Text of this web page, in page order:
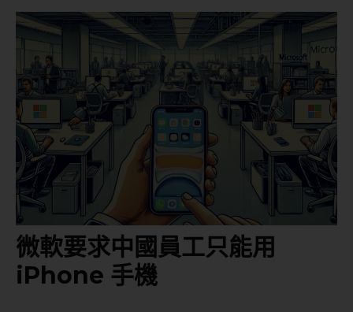
微軟要求中國員工只能用
iPhone 手機